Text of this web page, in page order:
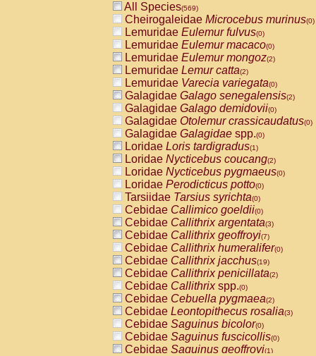
All Species(569)
Cheirogaleidae Microcebus murinus(0)
Lemuridae Eulemur fulvus(0)
Lemuridae Eulemur macaco(0)
Lemuridae Eulemur mongoz(2)
Lemuridae Lemur catta(2)
Lemuridae Varecia variegata(0)
Galagidae Galago senegalensis(2)
Galagidae Galago demidovii(0)
Galagidae Otolemur crassicaudatus(0)
Galagidae Galagidae spp.(0)
Loridae Loris tardigradus(1)
Loridae Nycticebus coucang(2)
Loridae Nycticebus pygmaeus(0)
Loridae Perodicticus potto(0)
Tarsiidae Tarsius syrichta(0)
Cebidae Callimico goeldii(0)
Cebidae Callithrix argentata(3)
Cebidae Callithrix geoffroyi(7)
Cebidae Callithrix humeralifer(0)
Cebidae Callithrix jacchus(19)
Cebidae Callithrix penicillata(2)
Cebidae Callithrixspp.(0)
Cebidae Cebuella pygmaea(2)
Cebidae Leontopithecus rosalia(3)
Cebidae Saguinus bicolor(0)
Cebidae Saguinus fuscicollis(0)
Cebidae Saguinus geoffroyi(1)